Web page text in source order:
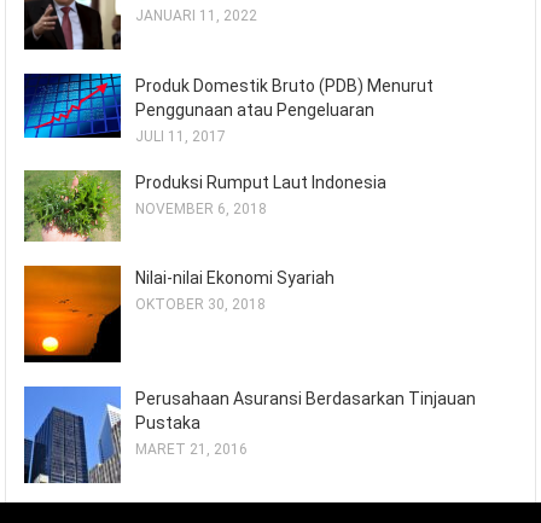
JANUARI 11, 2022
Produk Domestik Bruto (PDB) Menurut
Penggunaan atau Pengeluaran
JULI 11, 2017
Produksi Rumput Laut Indonesia
NOVEMBER 6, 2018
Nilai-nilai Ekonomi Syariah
OKTOBER 30, 2018
Perusahaan Asuransi Berdasarkan Tinjauan
Pustaka
MARET 21, 2016